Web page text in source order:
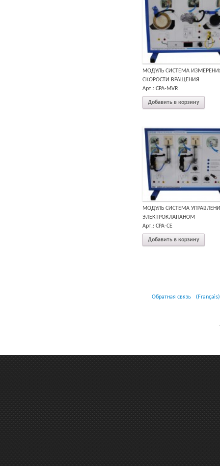
МОДУЛЬ СИСТЕМА
СКОРОСТИ ВРАЩЕНИЯ
Арт.: CPA-MVR
Добавить в корзину
МОДУЛЬ СИСТЕМА
ЭЛЕКТРОКЛАПАНОМ
Арт.: CPA-CE
Добавить в корзину
Обратная связь